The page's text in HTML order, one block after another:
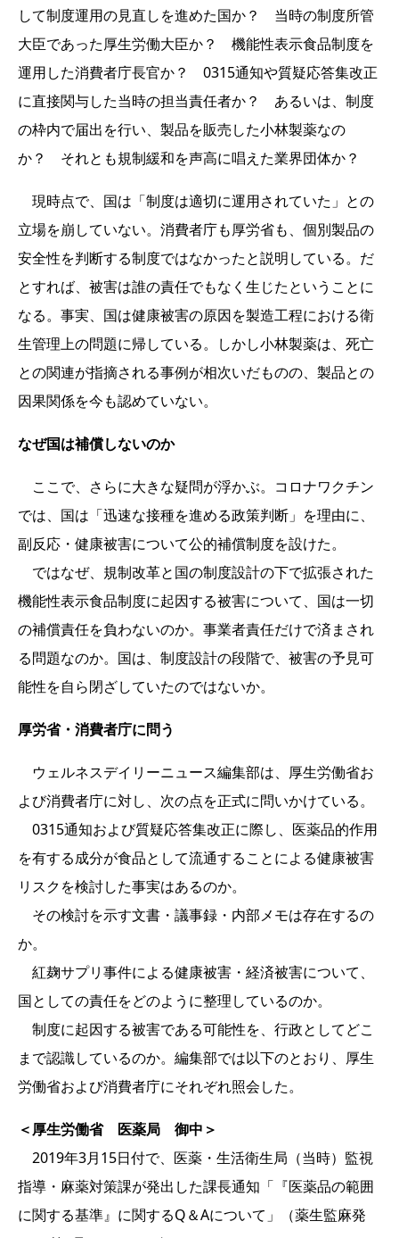
して制度運用の見直しを進めた国か？ 当時の制度所管
大臣であった厚生労働大臣か？ 機能性表示食品制度を
運用した消費者庁長官か？ 0315通知や質疑応答集改正
に直接関与した当時の担当責任者か？ あるいは、制度
の枠内で届出を行い、製品を販売した小林製薬なの
か？ それとも規制緩和を声高に唱えた業界団体か？
現時点で、国は「制度は適切に運用されていた」との
立場を崩していない。消費者庁も厚労省も、個別製品の
安全性を判断する制度ではなかったと説明している。だ
とすれば、被害は誰の責任でもなく生じたということに
なる。事実、国は健康被害の原因を製造工程における衛
生管理上の問題に帰している。しかし小林製薬は、死亡
との関連が指摘される事例が相次いだものの、製品との
因果関係を今も認めていない。
なぜ国は補償しないのか
ここで、さらに大きな疑問が浮かぶ。コロナワクチン
では、国は「迅速な接種を進める政策判断」を理由に、
副反応・健康被害について公的補償制度を設けた。
ではなぜ、規制改革と国の制度設計の下で拡張された
機能性表示食品制度に起因する被害について、国は一切
の補償責任を負わないのか。事業者責任だけで済まされ
る問題なのか。国は、制度設計の段階で、被害の予見可
能性を自ら閉ざしていたのではないか。
厚労省・消費者庁に問う
ウェルネスデイリーニュース編集部は、厚生労働省お
よび消費者庁に対し、次の点を正式に問いかけている。
0315通知および質疑応答集改正に際し、医薬品的作用
を有する成分が食品として流通することによる健康被害
リスクを検討した事実はあるのか。
その検討を示す文書・議事録・内部メモは存在するの
か。
紅麹サプリ事件による健康被害・経済被害について、
国としての責任をどのように整理しているのか。
制度に起因する被害である可能性を、行政としてどこ
まで認識しているのか。編集部では以下のとおり、厚生
労働省および消費者庁にそれぞれ照会した。
＜厚生労働省 医薬局 御中＞
2019年3月15日付で、医薬・生活衛生局（当時）監視
指導・麻薬対策課が発出した課長通知「『医薬品の範囲
に関する基準』に関するQ＆Aについて」（薬生監麻発